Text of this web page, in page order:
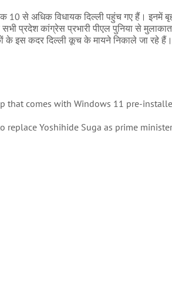
10 से अधिक विधायक दिल्ली पहुंच गए हैं। इनमें
प्रदेश कांग्रेस प्रभारी पीएल पुनिया से
के इस कदर दिल्ली कूच के मायने निकाले जा रहे हैं।
that comes with Windows 11 pre-
replace Yoshihide Suga as prime